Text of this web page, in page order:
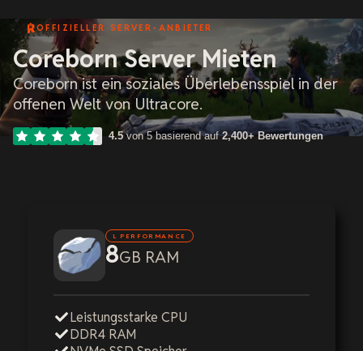
OFFIZIELLER SERVER-ANBIETER
Coreborn Server Mieten
Coreborn ist ein soziales Überlebensspiel in der
offenen Welt von Ultracore.
4.5von 5 basierend auf2,400+ Bewertungen
L PERFORMANCE
8GB RAM
Leistungsstarke CPU
DDR4 RAM